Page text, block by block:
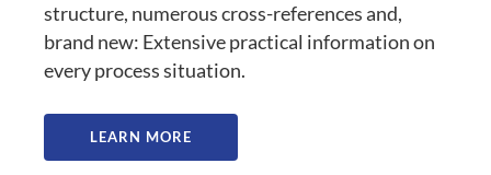
structure, numerous cross-references and,
brand new: Extensive practical information on
every process situation.
LEARN MORE